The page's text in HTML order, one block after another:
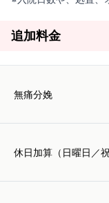
追加料金
無痛分娩
休日加算（日曜日／祝